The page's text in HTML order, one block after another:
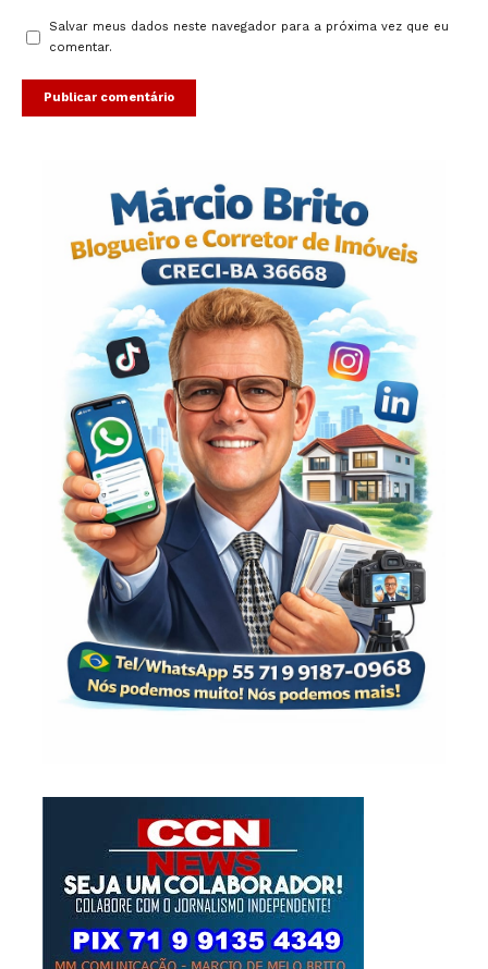
Salvar meus dados neste navegador para a próxima vez que eu
comentar.